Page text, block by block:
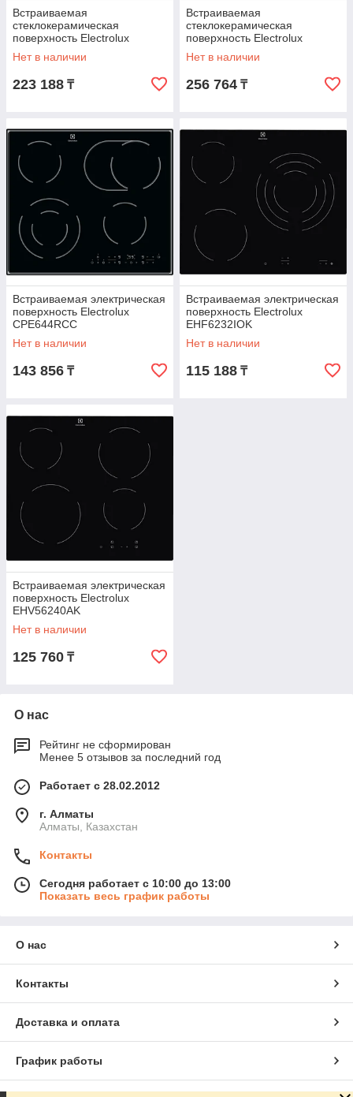
Встраиваемая
стеклокерамическая
поверхность Electrolux
EHF96547SW
Нет в наличии
223 188 ₸
Встраиваемая
стеклокерамическая
поверхность Electrolux
EHH56240IK
Нет в наличии
256 764 ₸
Встраиваемая электрическая
поверхность Electrolux
CPE644RCC
Нет в наличии
143 856 ₸
Встраиваемая электрическая
поверхность Electrolux
EHF6232IOK
Нет в наличии
115 188 ₸
Встраиваемая электрическая
поверхность Electrolux
EHV56240AK
Нет в наличии
125 760 ₸
О нас
Рейтинг не сформирован
Менее 5 отзывов за последний год
Работает с 28.02.2012
г. Алматы
Алматы, Казахстан
Контакты
Сегодня работает с 10:00 до 13:00
Показать весь график работы
О нас
Контакты
Доставка и оплата
График работы